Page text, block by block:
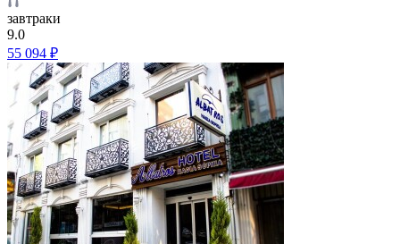
завтраки
9.0
55 094 ₽